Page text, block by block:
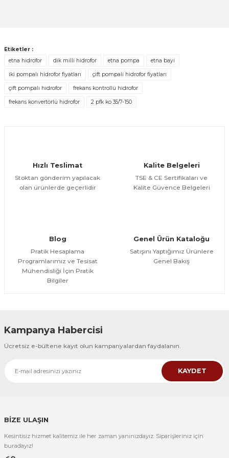
Bu ürüne benzer farklı alternatifler olmalı.
66.084,34 TL
Etiketler :
etna hidrofor
dik milli hidrofor etna pompa etna bayi
iki pompalı hidrofor fiyatları çift pompali hidrofor fiyatları
çift pompalı hidrofor frekans kontrollü hidrofor
frekans konvertörlü hidrofor 2 pfk ko 35/7-150
Hızlı Teslimat
Stoktan gönderim yapılacak
olan ürünlerde geçerlidir
Kalite Belgeleri
TSE & CE Sertifikaları ve
Kalite Güvence Belgeleri
Blog
Pratik Hesaplama
Programlarımız ve Tesisat
Mühendisliği İçin Pratik
Bilgiler
Genel Ürün Kataloğu
Satışını Yaptığımız Ürünlere
Genel Bakış
Kampanya Habercisi
Ücretsiz e-bültene kayıt olun kampanyalardan faydalanın.
KAYDET
BİZE ULAŞIN
Kesintisiz hizmet kalitemiz ile her zaman yanınızdayız. Siparişleriniz için
buradayız!